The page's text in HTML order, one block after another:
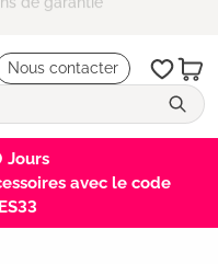
de garantie
Nous contacter
Jours
avec le code